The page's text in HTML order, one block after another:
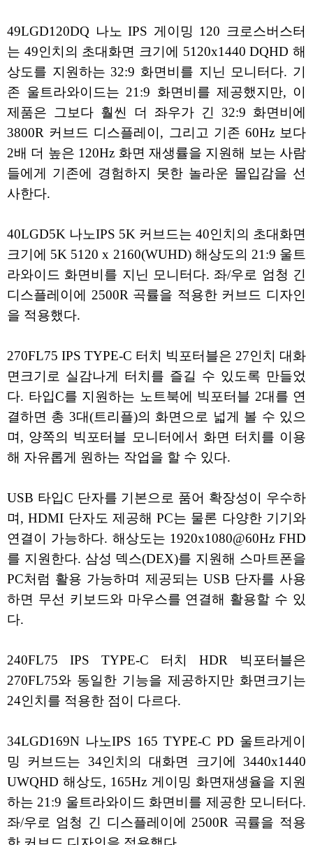
49LGD120DQ 나노 IPS 게이밍 120 크로스버스터
는 49인치의 초대화면 크기에 5120x1440 DQHD 해
상도를 지원하는 32:9 화면비를 지닌 모니터다. 기
존 울트라와이드는 21:9 화면비를 제공했지만, 이
제품은 그보다 훨씬 더 좌우가 긴 32:9 화면비에
3800R 커브드 디스플레이, 그리고 기존 60Hz 보다
2배 더 높은 120Hz 화면 재생률을 지원해 보는 사람
들에게 기존에 경험하지 못한 놀라운 몰입감을 선
사한다.
40LGD5K 나노IPS 5K 커브드는 40인치의 초대화면
크기에 5K 5120 x 2160(WUHD) 해상도의 21:9 울트
라와이드 화면비를 지닌 모니터다. 좌/우로 엄청 긴
디스플레이에 2500R 곡률을 적용한 커브드 디자인
을 적용했다.
270FL75 IPS TYPE-C 터치 빅포터블은 27인치 대화
면크기로 실감나게 터치를 즐길 수 있도록 만들었
다. 타입C를 지원하는 노트북에 빅포터블 2대를 연
결하면 총 3대(트리플)의 화면으로 넓게 볼 수 있으
며, 양쪽의 빅포터블 모니터에서 화면 터치를 이용
해 자유롭게 원하는 작업을 할 수 있다.
USB 타입C 단자를 기본으로 품어 확장성이 우수하
며, HDMI 단자도 제공해 PC는 물론 다양한 기기와
연결이 가능하다. 해상도는 1920x1080@60Hz FHD
를 지원한다. 삼성 덱스(DEX)를 지원해 스마트폰을
PC처럼 활용 가능하며 제공되는 USB 단자를 사용
하면 무선 키보드와 마우스를 연결해 활용할 수 있
다.
240FL75 IPS TYPE-C 터치 HDR 빅포터블은
270FL75와 동일한 기능을 제공하지만 화면크기는
24인치를 적용한 점이 다르다.
34LGD169N 나노IPS 165 TYPE-C PD 울트라게이
밍 커브드는 34인치의 대화면 크기에 3440x1440
UWQHD 해상도, 165Hz 게이밍 화면재생율을 지원
하는 21:9 울트라와이드 화면비를 제공한 모니터다.
좌/우로 엄청 긴 디스플레이에 2500R 곡률을 적용